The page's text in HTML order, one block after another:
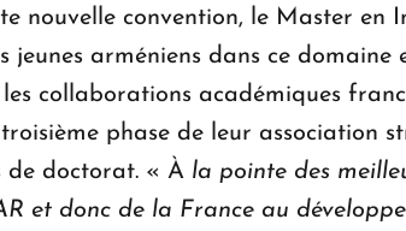
nouvelle convention, le Master en
jeunes arméniens dans ce
collaborations académiques
phase de leur association
de doctorat. « À la pointe des
et donc de la France au